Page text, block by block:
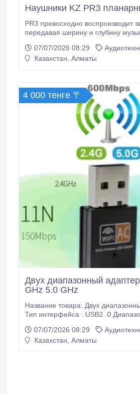
Наушники KZ PR3
PR3 превосходно воспроизводит
передавая ширину и глубину музыки, погружая
потрясающие звуковые эффекты.
классическую музыку, рок или электронные
высокоточный процесс серебрения,
электропроводность мембраны и
более высокую и стабильную
передачи аудиосигнала.
07/07/2026 08:29
Казахстан, Алматы
4 000 тенге 〒
Двух диапазонный
GHz 5.0 GHz
Название товара: Двух
Тип интерфейса : USB2 .0
Н:150 Мбит/с, 11 А: 433 Мбит/с) Стандарты: IEEE
802.11AC, 802.11b, 802.11g, 802.11n
07/07/2026 08:29
Казахстан, Алматы